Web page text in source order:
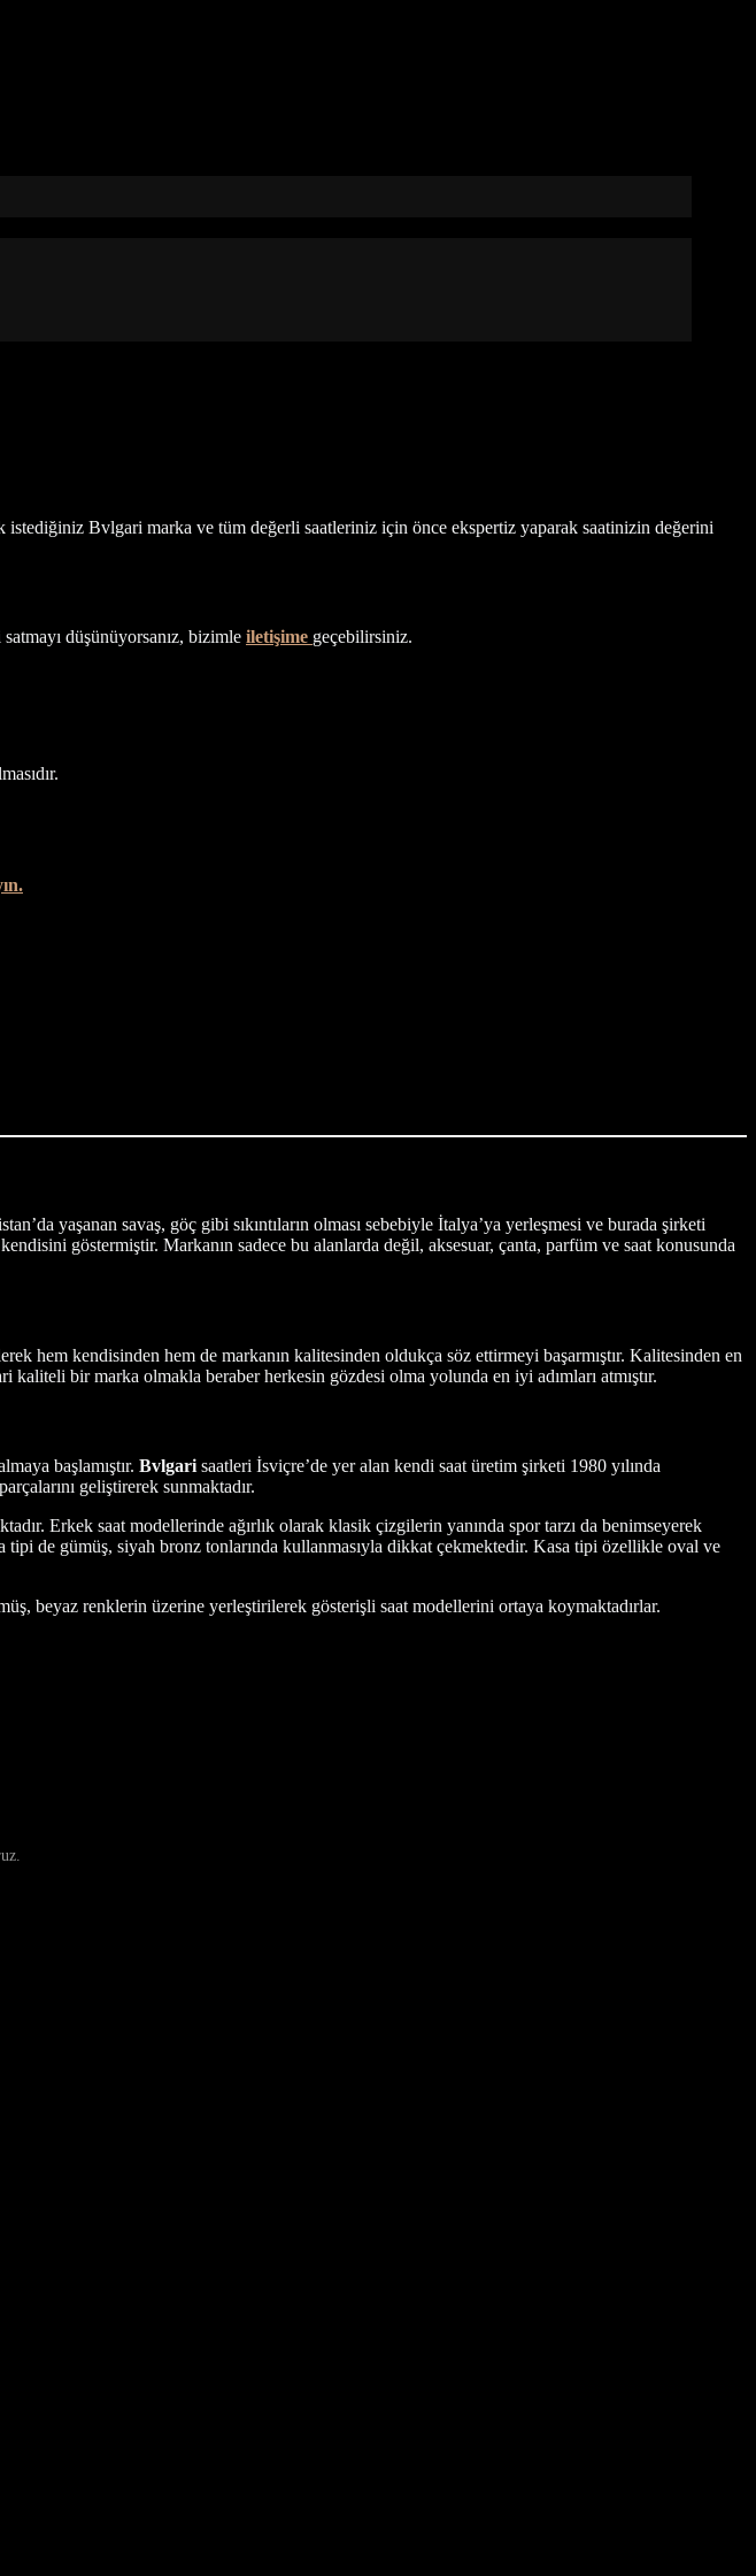
istediğiniz Bvlgari marka ve tüm değerli saatleriniz için önce ekspertiz yaparak saatinizin değerini
düşünüyorsanız, bizimle iletişime geçebilirsiniz.
yaşanan savaş, göç gibi sıkıntıların olması sebebiyle İtalya’ya yerleşmesi ve burada şirketi
göstermiştir. Markanın sadece bu alanlarda değil, aksesuar, çanta, parfüm ve saat konusunda
hem kendisinden hem de markanın kalitesinden oldukça söz ettirmeyi başarmıştır. Kalitesinden en
bir marka olmakla beraber herkesin gözdesi olma yolunda en iyi adımları atmıştır.
başlamıştır. Bvlgari saatleri İsviçre’de yer alan kendi saat üretim şirketi 1980 yılında
geliştirerek sunmaktadır.
Erkek saat modellerinde ağırlık olarak klasik çizgilerin yanında spor tarzı da benimseyerek
tipi de gümüş, siyah bronz tonlarında kullanmasıyla dikkat çekmektedir. Kasa tipi özellikle oval ve
beyaz renklerin üzerine yerleştirilerek gösterişli saat modellerini ortaya koymaktadırlar.